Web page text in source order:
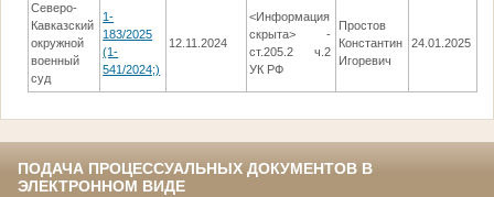
Северо-
Кавказский
окружной
военный
суд
1-
183/2025
(1-
541/2024;)
12.11.2024
<Информация
скрыта> -
ст.205.2 ч.2
УК РФ
Простов
Константин
Игоревич
24.01.2025
ПОДАЧА ПРОЦЕССУАЛЬНЫХ ДОКУМЕНТОВ В
ЭЛЕКТРОННОМ ВИДЕ